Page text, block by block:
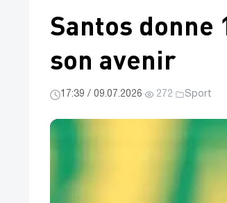
Santos donne
son avenir
17:39 / 09.07.2026· 272· Sport